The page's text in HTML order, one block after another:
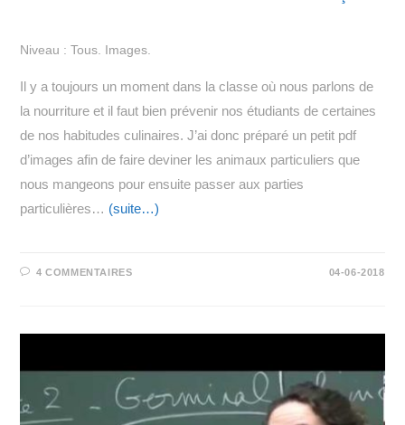
Niveau : Tous. Images.
Il y a toujours un moment dans la classe où nous parlons de
la nourriture et il faut bien prévenir nos étudiants de certaines
de nos habitudes culinaires. J’ai donc préparé un petit pdf
d’images afin de faire deviner les animaux particuliers que
nous mangeons pour ensuite passer aux parties
particulières… (suite…)
4 COMMENTAIRES 04-06-2018